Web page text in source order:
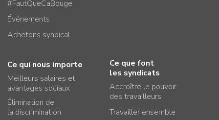
#FautQueCaBouge
Événements
Achetons syndical
Ce qui nous importe
Meilleurs salaires et
avantages sociaux
Élimination de
la discrimination
Ce que font
les syndicats
Accroître le pouvoir
des travailleurs
Travailler ensemble